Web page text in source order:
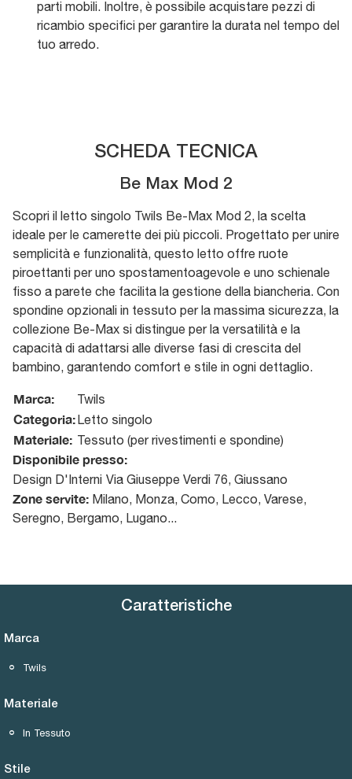
parti mobili. Inoltre, è possibile acquistare pezzi di
ricambio specifici per garantire la durata nel tempo del
tuo arredo.
SCHEDA TECNICA
Be Max Mod 2
Scopri il letto singolo Twils Be-Max Mod 2, la scelta
ideale per le camerette dei più piccoli. Progettato per unire
semplicità e funzionalità, questo letto offre ruote
piroettanti per uno spostamentoagevole e uno schienale
fisso a parete che facilita la gestione della biancheria. Con
spondine opzionali in tessuto per la massima sicurezza, la
collezione Be-Max si distingue per la versatilità e la
capacità di adattarsi alle diverse fasi di crescita del
bambino, garantendo comfort e stile in ogni dettaglio.
Marca: Twils
Categoria:Letto singolo
Materiale: Tessuto (per rivestimenti e spondine)
Disponibile presso:
Design D'Interni Via Giuseppe Verdi 76, Giussano
Zone servite: Milano, Monza, Como, Lecco, Varese,
Seregno, Bergamo, Lugano...
Caratteristiche
Marca
Twils
Materiale
In Tessuto
Stile